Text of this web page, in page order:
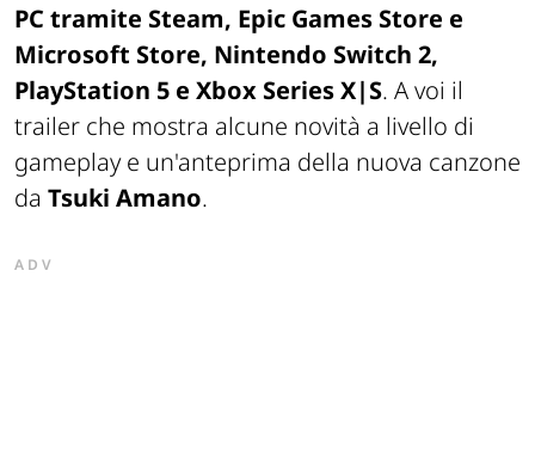
PC tramite Steam, Epic Games Store e
Microsoft Store, Nintendo Switch 2,
PlayStation 5 e Xbox Series X|S. A voi il
trailer che mostra alcune novità a livello di
gameplay e un'anteprima della nuova canzone
da Tsuki Amano.
ADV